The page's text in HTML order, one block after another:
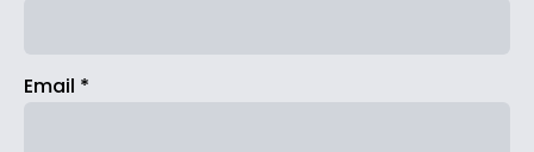
Email *